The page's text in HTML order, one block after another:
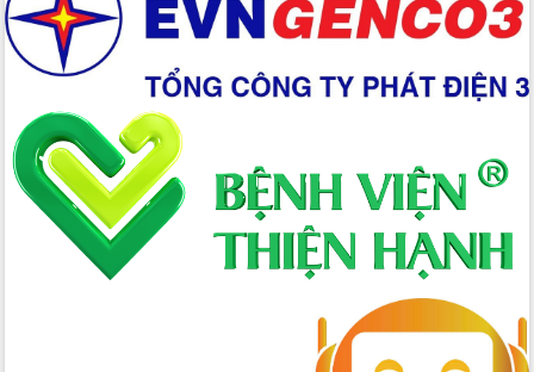
Hội nghị Ban Chấp hành Đảng bộ tỉnh
Đắk Lắk lần thứ 2 (mở rộng)
Tập trung giải phóng mặt bằng, đẩy
nhanh tiến độ Tuyến đường bộ ven
biển
Gỡ khó, khởi công xây dựng, sửa chữa
toàn bộ nhà ở cho hộ dân đúng tiến độ
đề ra
UBND tỉnh Đắk Lắk tổng kết công tác
quốc phòng, quân sự địa phương năm